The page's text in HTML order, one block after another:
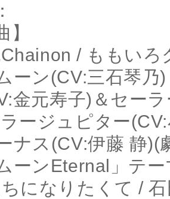
】
/ ももいろ
ーン(CV:三石琴乃
金元寿子)＆セー
ージュピター
ナス(CV:伊藤 静)(
ーンEternal」テ
になりたくて /